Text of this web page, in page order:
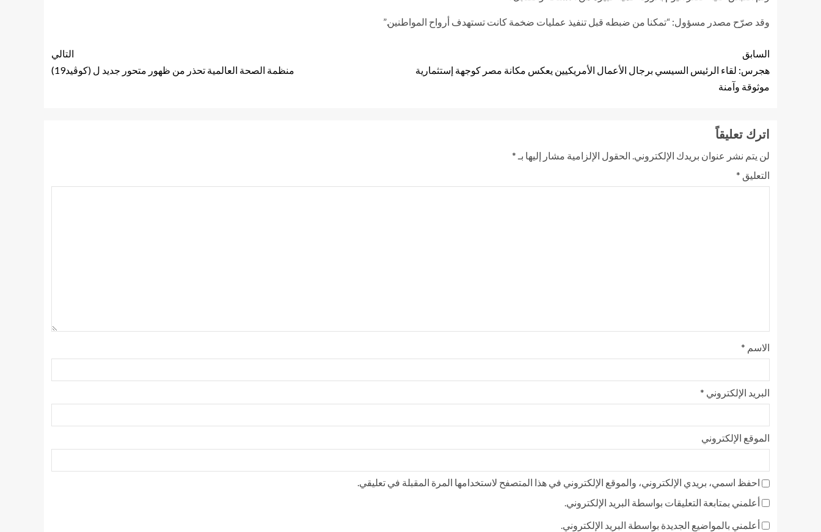
وقد صرّح مصدر مسؤول: “تمكنا من ضبطه قبل تنفيذ عمليات ضخمة كانت تستهدف أرواح المواطنين.”
السابق
هجرس: لقاء الرئيس السيسي برجال الأعمال الأمريكيين يعكس مكانة مصر كوجهة إستثمارية
موثوقة وآمنة
التالي
منظمة الصحة العالمية تحذر من ظهور متحور جديد ل (كوڤيد19)
اترك تعليقاً
لن يتم نشر عنوان بريدك الإلكتروني. الحقول الإلزامية مشار إليها بـ *
التعليق *
الاسم *
البريد الإلكتروني *
الموقع الإلكتروني
احفظ اسمي، بريدي الإلكتروني، والموقع الإلكتروني في هذا المتصفح لاستخدامها المرة المقبلة في تعليقي.
أعلمني بمتابعة التعليقات بواسطة البريد الإلكتروني.
أعلمني بالمواضيع الجديدة بواسطة البريد الإلكتروني.